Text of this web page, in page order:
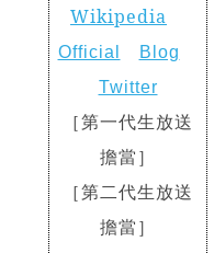
Wikipedia
Official
Blog
Twitter
［第一代生放送
擔當 ］
［第二代生放送
擔當］